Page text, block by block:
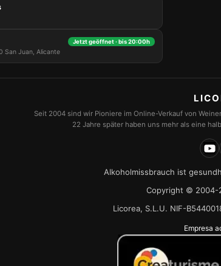
Jetzt geöffnet · bis 20:00h
San Juan, Alicante
Seit 2004 sind wir Pioniere im Online-Verkauf von
22 Jahre später haben uns mehr als eine
Alkoholmissbrauch ist
Copyright © 2004-
Licorea, S.L.U. NIF-
Empresa